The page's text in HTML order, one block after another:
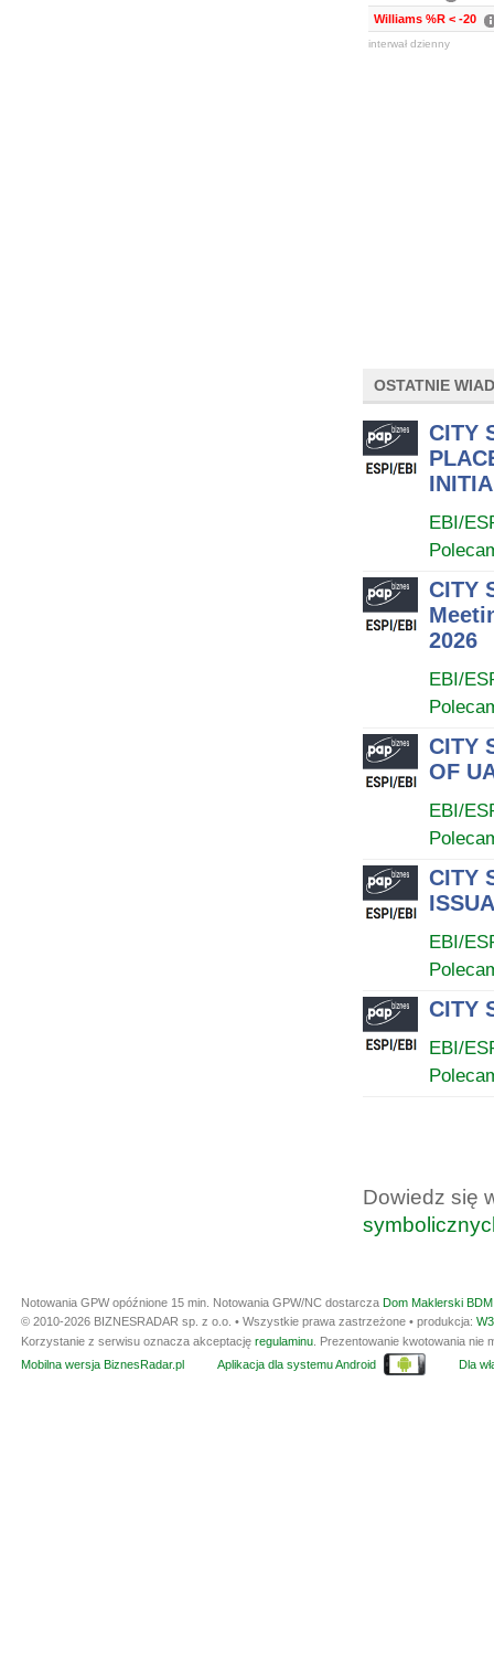
Williams %R < -20
interwał dzienny
OSTATNIE
CITY
EBI/
CITY
2026
EBI/
CITY
OF
EBI/
CITY
EBI/
CITY
EBI/
Dowiedz się
Notowania GPW opóźnione 15 min. Notowania GPW/NC dostarcza Dom Maklerski
© 2010-2026 BIZNESRADAR sp. z o.o. • Wszystkie prawa zastrzeżone • produkcja:
Korzystanie z serwisu oznacza akceptację regulaminu. Prezentowanie kwotowania nie
Mobilna wersja BiznesRadar.pl
Aplikacja dla systemu Android Dla